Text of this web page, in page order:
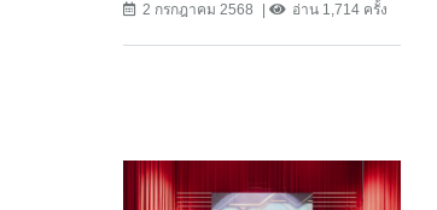
2 กรกฎาคม 2568 อ่าน 1,714 ครั้ง